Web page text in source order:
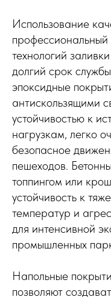
Использование
технологий
долгий срок
эпоксидные
антискользящими
устойчивостью к
нагрузкам, легко
безопасное
пешеходов.
топпингом или
устойчивость к
температур и
для интенсивной
промышленных
Напольные
позволяют